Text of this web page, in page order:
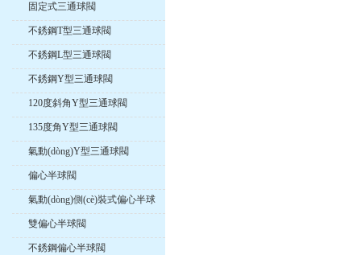
固定式三通球閥
不銹鋼T型三通球閥
不銹鋼L型三通球閥
不銹鋼Y型三通球閥
120度斜角Y型三通球閥
135度角Y型三通球閥
氣動(dòng)Y型三通球閥
偏心半球閥
氣動(dòng)側(cè)裝式偏心半球
閥
雙偏心半球閥
不銹鋼偏心半球閥